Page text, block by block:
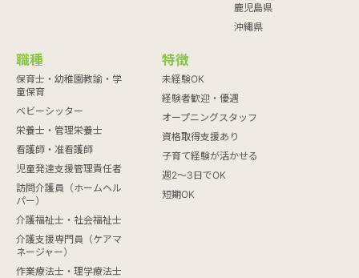
鹿児島県
沖縄県
職種
保育士・幼稚園教諭・学
童保育
ベビーシッター
栄養士・管理栄養士
看護師・准看護師
児童発達支援管理責任者
訪問介護員（ホームヘル
パー）
介護福祉士・社会福祉士
介護支援専門員（ケアマ
ネージャー）
作業療法士・理学療法士
特徴
未経験OK
経験者歓迎・優遇
オープニングスタッフ
資格取得支援あり
子育て経験が活かせる
週2～3日でOK
短期OK